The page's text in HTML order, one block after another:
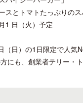
スとトマトたっぷりの
1 日（火）予定
（日）の1日限定で人
にも、創業者テリー・